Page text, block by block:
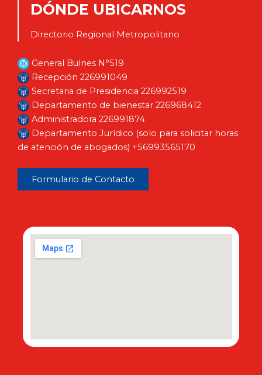
DÓNDE UBICARNOS
Directorio Regional Metropolitano
General Bulnes N°519
Recepción 226991049
Secretaria de Presidencia 226992519
Departamento de bienestar 226968412
Administradora 226991874
Departamento Jurídico (solo para solicitar horas
de atención de abogados) +56993565170
Formulario de Contacto